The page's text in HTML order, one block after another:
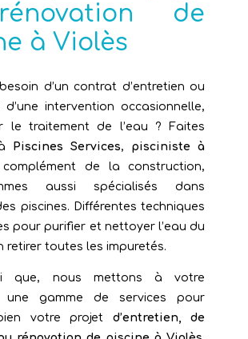
de
à Violès
d’un contrat d’entretien ou
d’une intervention occasionnelle,
le traitement de l’eau ? Faites
Piscines Services, pisciniste à
de la construction,
aussi spécialisés dans
piscines. Différentes techniques
pour purifier et nettoyer l’eau du
retirer toutes les impuretés.
que, nous mettons à votre
une gamme de services pour
votre projet d’entretien, de